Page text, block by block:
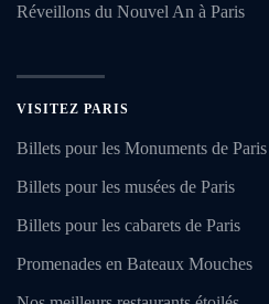
Réveillons du Nouvel An à Paris
VISITEZ PARIS
Billets pour les Monuments de Paris
Billets pour les musées de Paris
Billets pour les cabarets de Paris
Promenades en Bateaux Mouches